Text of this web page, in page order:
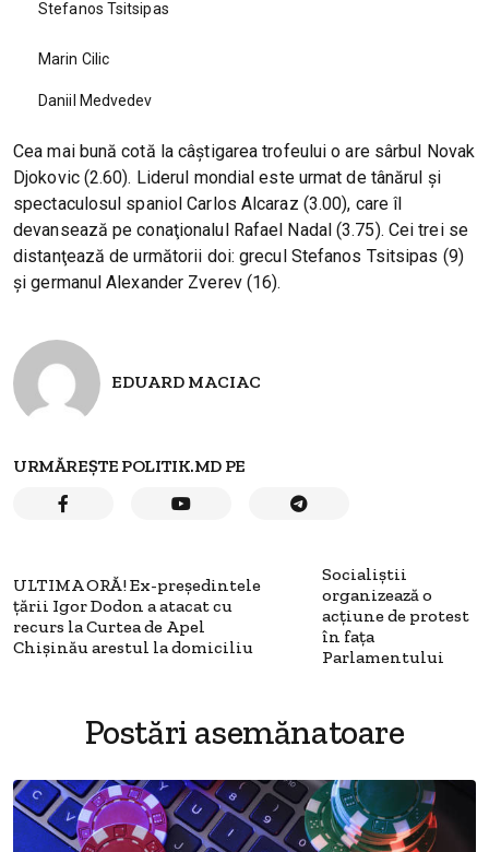
Stefanos Tsitsipas
Marin Cilic
Daniil Medvedev
Cea mai bună cotă la câştigarea trofeului o are sârbul Novak
Djokovic (2.60). Liderul mondial este urmat de tânărul şi
spectaculosul spaniol Carlos Alcaraz (3.00), care îl
devansează pe conaţionalul Rafael Nadal (3.75). Cei trei se
distanţează de următorii doi: grecul Stefanos Tsitsipas (9)
şi germanul Alexander Zverev (16).
EDUARD MACIAC
URMĂREȘTE POLITIK.MD PE
ULTIMA ORĂ! Ex-președintele
țării Igor Dodon a atacat cu
recurs la Curtea de Apel
Chișinău arestul la domiciliu
Socialiștii
organizează o
acțiune de protest
în fața
Parlamentului
Postări asemănatoare